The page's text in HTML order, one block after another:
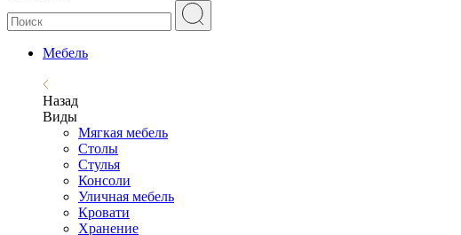
Мебель
Назад
Виды
Мягкая мебель
Столы
Стулья
Консоли
Уличная мебель
Кровати
Хранение